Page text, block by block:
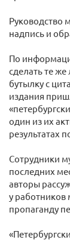
Руководство
надпись и
По
сделать те
бутылку с
издания
один из их
результатах
Сотрудники
последних
авторы
у работников
пропаганду